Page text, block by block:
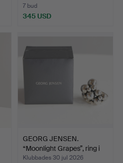
7 bud
345 USD
GEORG JENSEN.
“Moonlight Grapes”, ring i
s…
Klubbades 30 jul 2026